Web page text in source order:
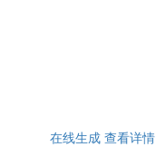
在线生成 查看详情